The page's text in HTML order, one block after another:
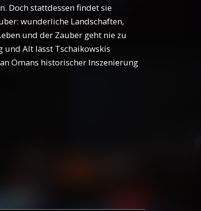
Doch stattdessen findet sie
wunderliche Landschaften,
und der Zauber geht nie zu
und Alt lässt Tschaikowskis
Omans historischer Inszenierung